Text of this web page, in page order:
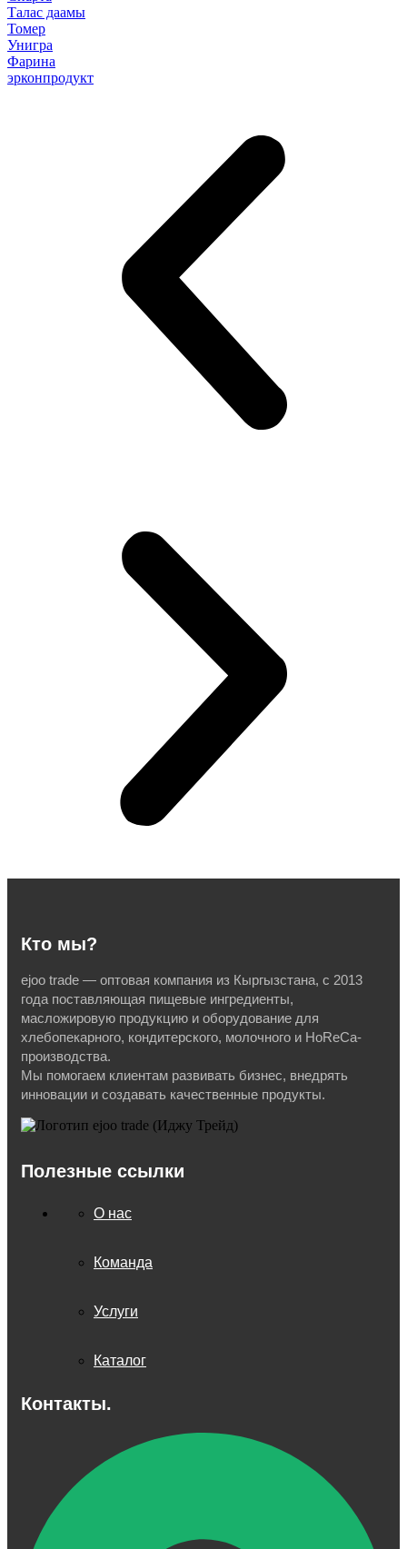
Талас даамы
Томер
Унигра
Фарина
эрконпродукт
Кто мы?
ejoo trade — оптовая компания из Кыргызстана, с 2013
года поставляющая пищевые ингредиенты,
масложировую продукцию и оборудование для
хлебопекарного, кондитерского, молочного и HoReCa-
производства.
Мы помогаем клиентам развивать бизнес, внедрять
инновации и создавать качественные продукты.
Полезные ссылки
О нас
Команда
Услуги
Каталог
Контакты.